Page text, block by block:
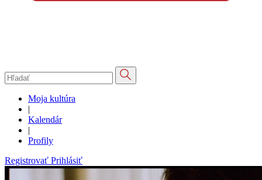
Moja kultúra
|
Kalendár
|
Profily
Registrovať Prihlásiť